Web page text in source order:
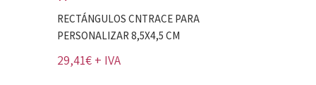
RECTÁNGULOS CNTRACE PARA
PERSONALIZAR 8,5X4,5 CM
29,41€ + IVA